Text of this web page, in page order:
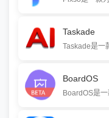
Taskade
BoardOS